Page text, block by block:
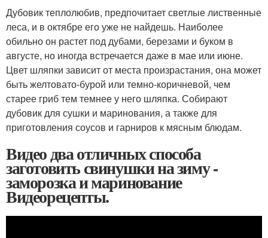
Дубовик теплолюбив, предпочитает светлые лиственные
леса, и в октябре его уже не найдешь. Наиболее
обильно он растет под дубами, березами и буком в
августе, но иногда встречается даже в мае или июне.
Цвет шляпки зависит от места произрастания, она может
быть желтовато-бурой или темно-коричневой, чем
старее гриб тем темнее у него шляпка. Собирают
дубовик для сушки и маринования, а также для
приготовления соусов и гарниров к мясным блюдам.
Видео два отличных способа
заготовить свинушки на зиму -
заморозка и маринование
Видеорецепты.